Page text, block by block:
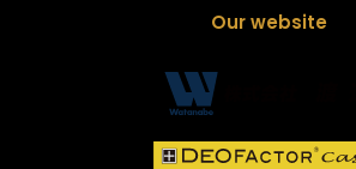
Our website